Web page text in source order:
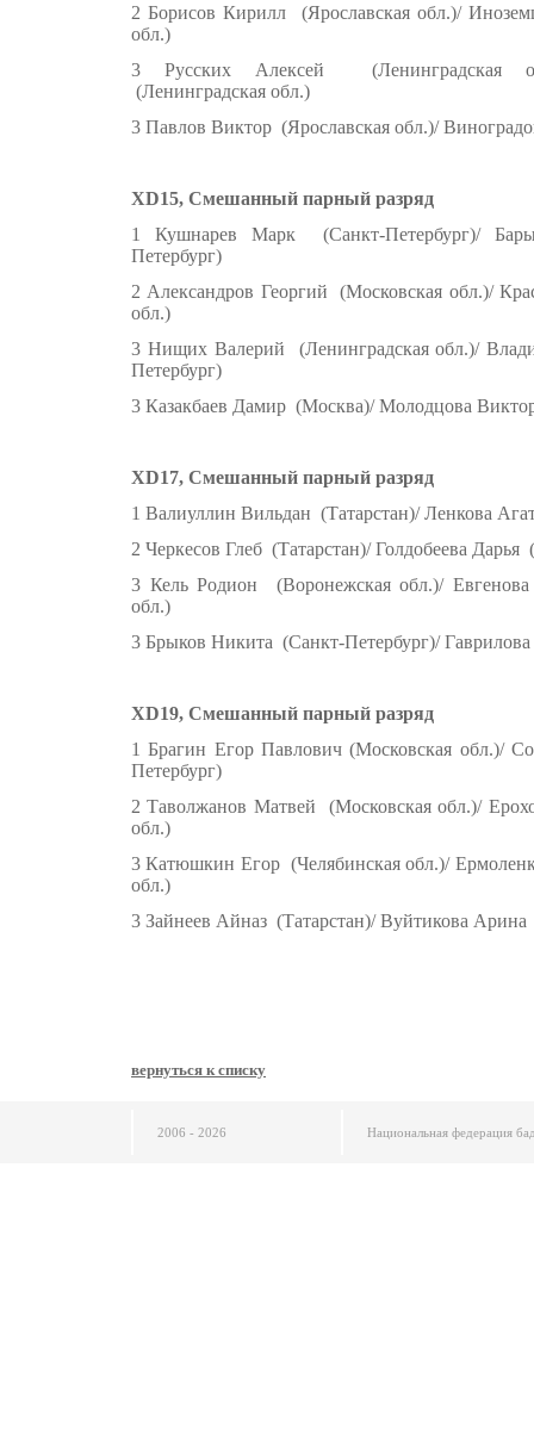
2 Борисов Кирилл (Ярославская обл.)/
обл.)
3 Русских Алексей (Ленинградская
(Ленинградская обл.)
3 Павлов Виктор (Ярославская обл.)/
XD15, Смешанный парный разряд
1 Кушнарев Марк (Санкт-Петербург)/
Петербург)
2 Александров Георгий (Московская обл.)/
обл.)
3 Нищих Валерий (Ленинградская обл.)/
Петербург)
3 Казакбаев Дамир (Москва)/ Молодцова
XD17, Смешанный парный разряд
1 Валиуллин Вильдан (Татарстан)/ Ленкова
2 Черкесов Глеб (Татарстан)/ Голдобеева Дарья
3 Кель Родион (Воронежская обл.)/
обл.)
3 Брыков Никита (Санкт-Петербург)/
XD19, Смешанный парный разряд
1 Брагин Егор Павлович (Московская обл.)/
Петербург)
2 Таволжанов Матвей (Московская обл.)/
обл.)
3 Катюшкин Егор (Челябинская обл.)/
обл.)
3 Зайнеев Айназ (Татарстан)/ Вуйтикова
вернуться к списку
2006 - 2026 Национальная федерация